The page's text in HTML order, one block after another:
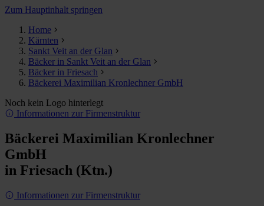
Zum Hauptinhalt springen
Home
Kärnten
Sankt Veit an der Glan
Bäcker in Sankt Veit an der Glan
Bäcker in Friesach
Bäckerei Maximilian Kronlechner GmbH
Noch kein Logo hinterlegt
Informationen zur Firmenstruktur
Bäckerei Maximilian Kronlechner
GmbH
in Friesach (Ktn.)
Informationen zur Firmenstruktur